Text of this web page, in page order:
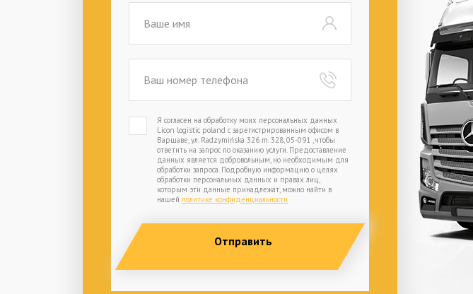
Я согласен на обработку моих персональных данных
Licon logistic poland с зарегистрированным офисом в
Варшаве, ул. Radzymińska 326 m. 328, 05-091 , чтобы
ответить на запрос по оказанию услуги. Предоставление
данных является добровольным, но необходимым для
обработки запроса. Подробную информацию о целях
обработки персональных данных и правах лиц,
которым эти данные принадлежат, можно найти в
нашей политике конфиденциальности